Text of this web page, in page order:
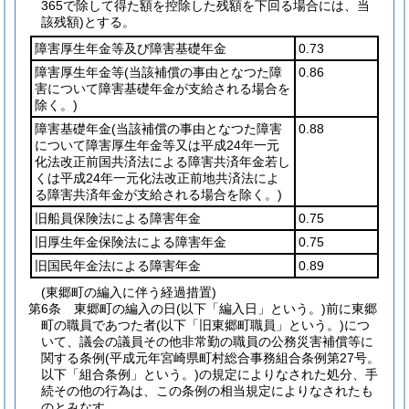
365で除して得た額を控除した残額を下回る場合には、当
該残額)とする。
障害厚生年金等及び障害基礎年金
0.73
障害厚生年金等(当該補償の事由となつた障
害について障害基礎年金が支給される場合を
除く。)
0.86
障害基礎年金(当該補償の事由となつた障害
について障害厚生年金等又は平成24年一元
化法改正前国共済法による障害共済年金若し
くは平成24年一元化法改正前地共済法によ
る障害共済年金が支給される場合を除く。)
0.88
旧船員保険法による障害年金
0.75
旧厚生年金保険法による障害年金
0.75
旧国民年金法による障害年金
0.89
(東郷町の編入に伴う経過措置)
第6条
東郷町の編入の日(以下「編入日」という。)前に東郷
町の職員であつた者(以下「旧東郷町職員」という。)につ
いて、議会の議員その他非常勤の職員の公務災害補償等に
関する条例(平成元年宮崎県町村総合事務組合条例第27号。
以下「組合条例」という。)の規定によりなされた処分、手
続その他の行為は、この条例の相当規定によりなされたも